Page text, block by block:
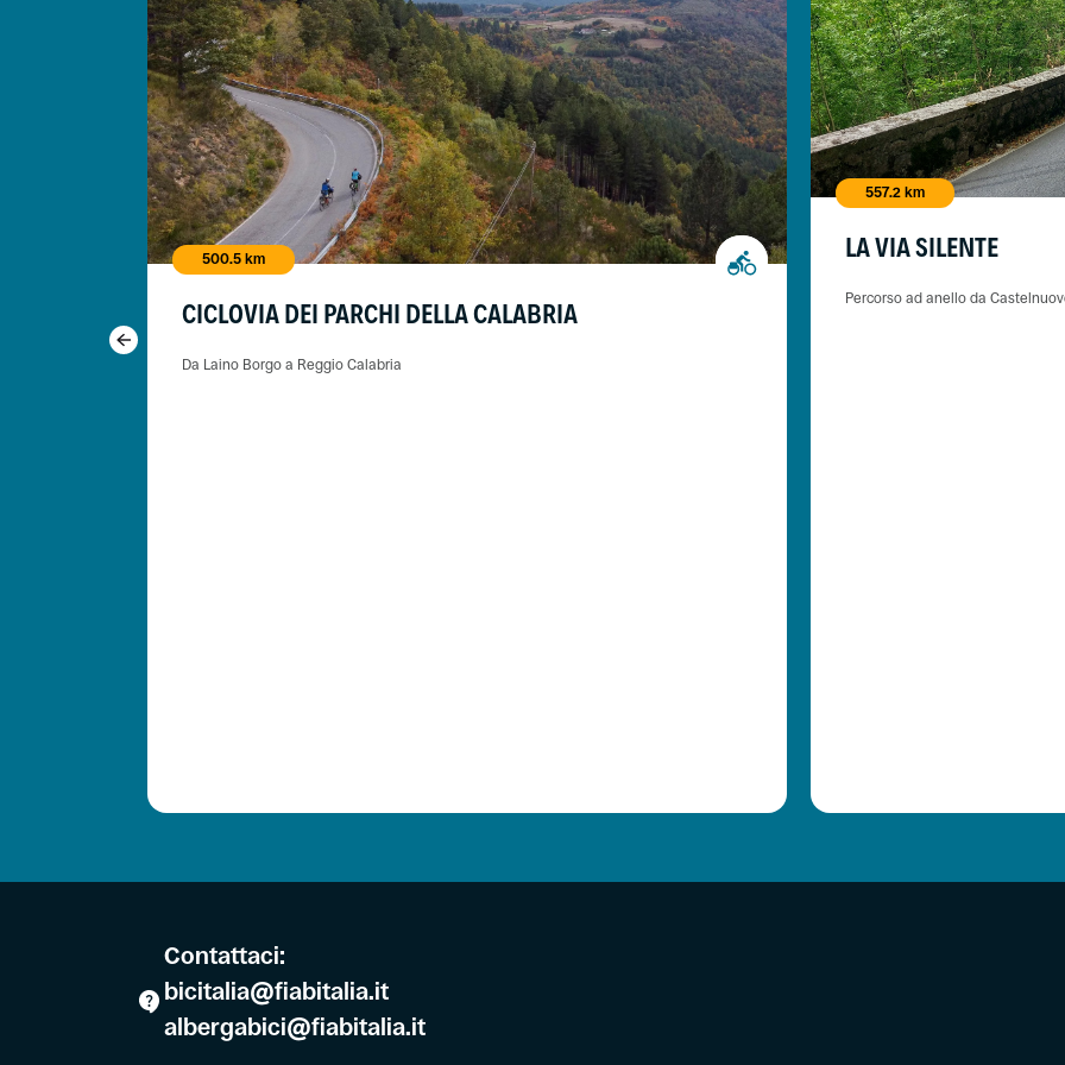
500.5 km
CICLOVIA DEI PARCHI DELLA CALABRIA
Da Laino Borgo a Reggio Calabria
557.2 km
LA VIA SILENTE
Percorso ad anello da
Contattaci:
bicitalia@fiabitalia.it
albergabici@fiabitalia.it